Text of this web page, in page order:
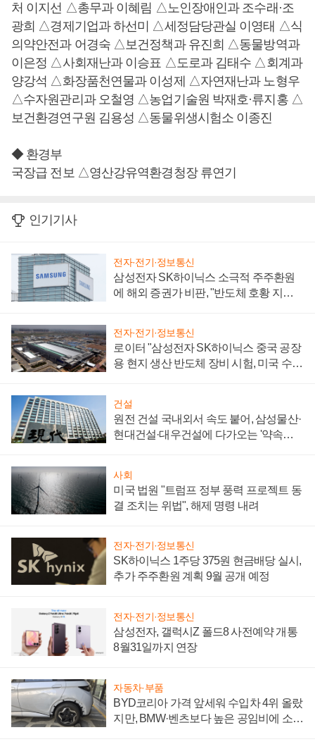
처 이지선 △총무과 이혜림 △노인장애인과 조수래·조
광희 △경제기업과 하선미 △세정담당관실 이영태 △식
의약안전과 어경숙 △보건정책과 유진희 △동물방역과
이은정 △사회재난과 이승표 △도로과 김태수 △회계과
양강석 △화장품천연물과 이성제 △자연재난과 노형우
△수자원관리과 오철영 △농업기술원 박재호·류지홍 △
보건환경연구원 김용성 △동물위생시험소 이종진
◆ 환경부
국장급 전보 △영산강유역환경청장 류연기
인기기사
전자·전기·정보통신
삼성전자 SK하이닉스 소극적 주주환원
에 해외 증권가 비판, "반도체 호황 지속
전자·전기·정보통신
로이터 "삼성전자 SK하이닉스 중국 공장
용 현지 생산 반도체 장비 시험, 미국 수출
건설
원전 건설 국내외서 속도 붙어, 삼성물산·
현대건설·대우건설에 다가오는 '약속의
사회
미국 법원 "트럼프 정부 풍력 프로젝트 동
결 조치는 위법", 해제 명령 내려
전자·전기·정보통신
SK하이닉스 1주당 375원 현금배당 실시,
추가 주주환원 계획 9월 공개 예정
전자·전기·정보통신
삼성전자, 갤럭시Z 폴드8 사전예약 개통
8월31일까지 연장
자동차·부품
BYD코리아 가격 앞세워 수입차 4위 올랐
지만, BMW·벤츠보다 높은 공임비에 소비